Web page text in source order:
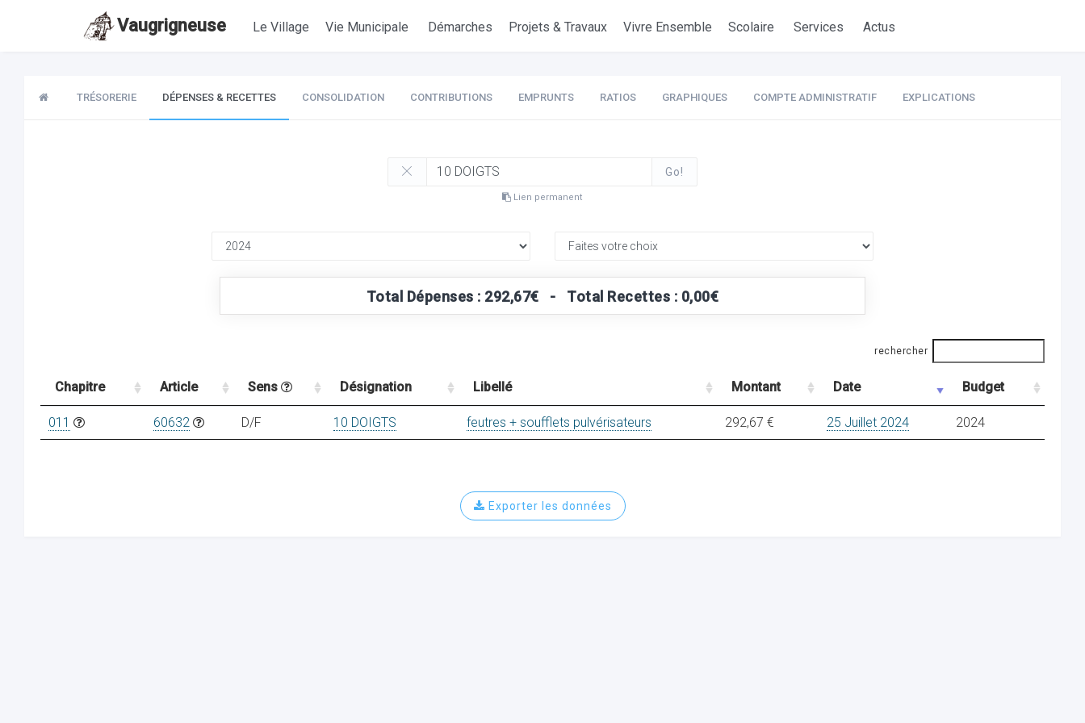
Vaugrigneuse Le Village Vie Municipale Démarches Projets & Travaux Vivre Ensemble Scolaire Services Actus
TRÉSORERIE DÉPENSES & RECETTES CONSOLIDATION CONTRIBUTIONS EMPRUNTS RATIOS GRAPHIQUES COMPTE ADMINISTRATIF EXPLICATIONS
Go!
Lien permanent
Total Dépenses : 292,67€ - Total Recettes : 0,00€
rechercher
Chapitre Article Sens Désignation Libellé Montant Date Budget
011 60632 D/F 10 DOIGTS feutres + soufflets pulvérisateurs 292,67 € 25 Juillet 2024 2024
Exporter les données